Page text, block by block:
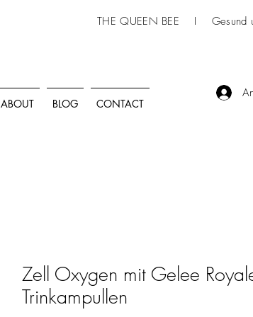
THE QUEEN BEE I Gesund
ABOUT BLOG CONTACT
Zell Oxygen mit Gelee
Trinkampullen